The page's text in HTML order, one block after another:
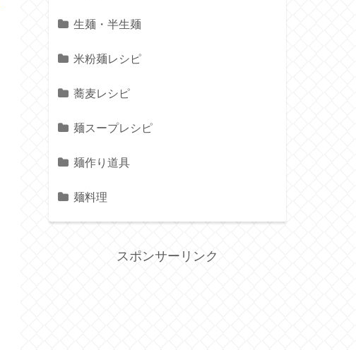
生麺・半生麺
米粉麺レシピ
蕎麦レシピ
麺スープレシピ
麺作り道具
麺料理
スポンサーリンク